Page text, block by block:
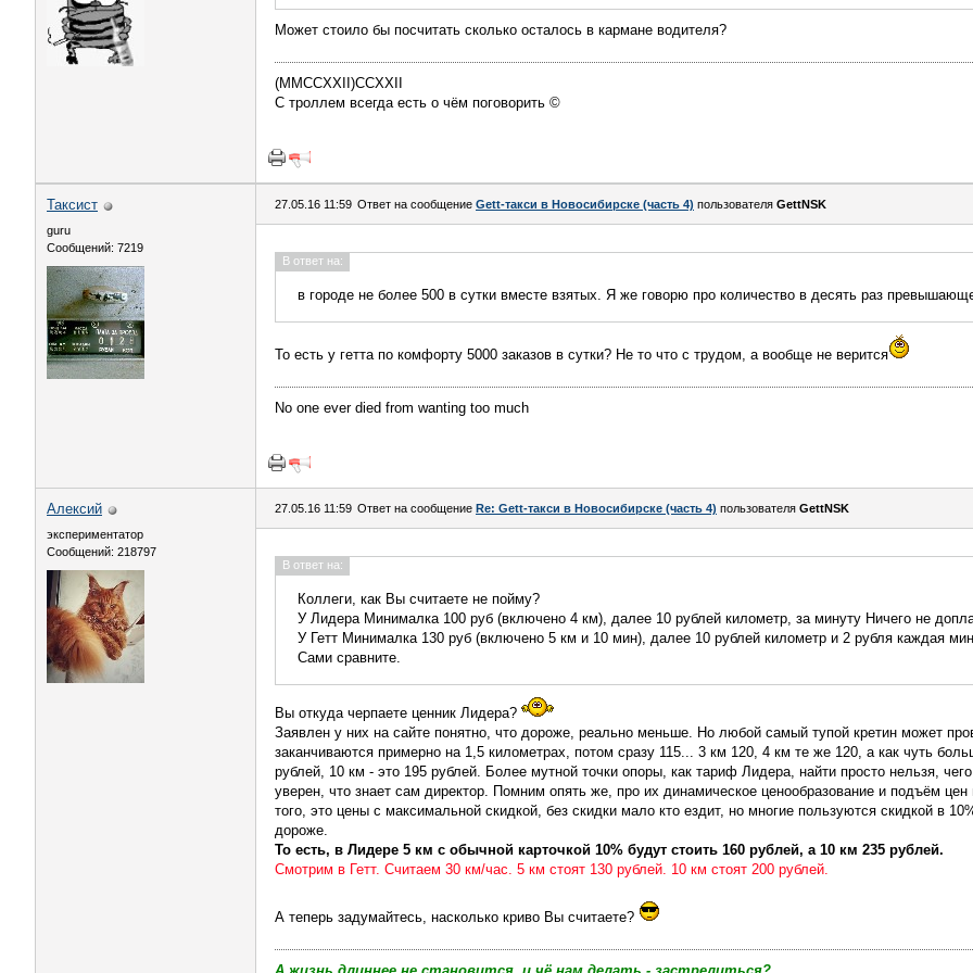
Может стоило бы посчитать сколько осталось в кармане водителя?
(MMCCXXII)CCXXII
С троллем всегда есть о чём поговорить ©
Таксист
guru
Сообщений: 7219
27.05.16 11:59 Ответ на сообщение Gett-такси в Новосибирске (часть 4) пользователя GettNSK
В ответ на:
в городе не более 500 в сутки вместе взятых. Я же говорю про количество в десять раз
То есть у гетта по комфорту 5000 заказов в сутки? Не то что с трудом, а вообще не верится
No one ever died from wanting too much
Алексий
экспериментатор
Сообщений: 218797
27.05.16 11:59 Ответ на сообщение Re: Gett-такси в Новосибирске (часть 4) пользователя GettNSK
В ответ на:
Коллеги, как Вы считаете не пойму?
У Лидера Минималка 100 руб (включено 4 км), далее 10 рублей километр, за минуту Ничего не
У Гетт Минималка 130 руб (включено 5 км и 10 мин), далее 10 рублей километр и 2 рубля каждая
Сами сравните.
Вы откуда черпаете ценник Лидера?
Заявлен у них на сайте понятно, что дороже, реально меньше. Но любой самый тупой кретин может
заканчиваются примерно на 1,5 километрах, потом сразу 115... 3 км 120, 4 км те же 120, а как чуть
рублей, 10 км - это 195 рублей. Более мутной точки опоры, как тариф Лидера, найти просто нельзя,
уверен, что знает сам директор. Помним опять же, про их динамическое ценообразование и подъём
того, это цены с максимальной скидкой, без скидки мало кто ездит, но многие пользуются скидкой в
дороже.
То есть, в Лидере 5 км с обычной карточкой 10% будут стоить 160 рублей, а 10 км 235 рублей.
Смотрим в Гетт. Считаем 30 км/час. 5 км стоят 130 рублей. 10 км стоят 200 рублей.
А теперь задумайтесь, насколько криво Вы считаете?